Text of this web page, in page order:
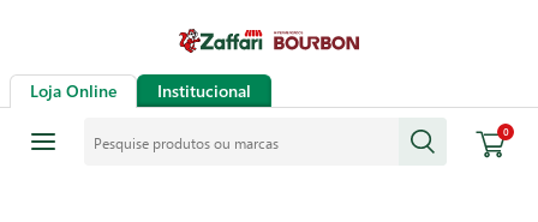
Loja Online Institucional
0